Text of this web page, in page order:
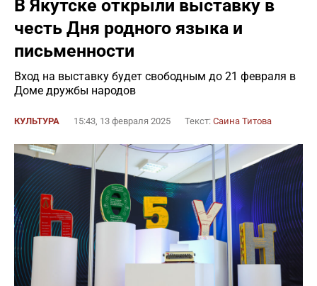
В Якутске открыли выставку в
честь Дня родного языка и
письменности
Вход на выставку будет свободным до 21 февраля в
Доме дружбы народов
КУЛЬТУРА 15:43, 13 февраля 2025 Текст: Саина Титова